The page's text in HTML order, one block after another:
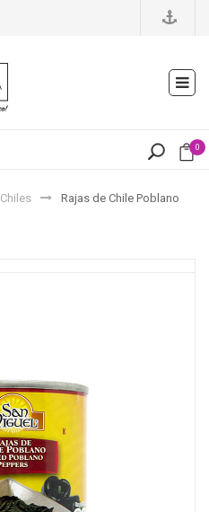
0
Chiles Rajas de Chile Poblano